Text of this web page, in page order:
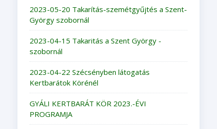
2023-05-20 Takarítás-szemétgyűjtés a Szent-
György szobornál
2023-04-15 Takaritás a Szent György -
szobornál
2023-04-22 Szécsényben látogatás
Kertbarátok Körénél
GYÁLI KERTBARÁT KÖR 2023.-ÉVI
PROGRAMJA